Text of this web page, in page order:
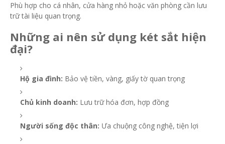
Phù hợp cho cá nhân, cửa hàng nhỏ hoặc văn phòng cần lưu
trữ tài liệu quan trọng.
Những ai nên sử dụng két sắt hiện
đại?
Hộ gia đình: Bảo vệ tiền, vàng, giấy tờ quan trọng
Chủ kinh doanh: Lưu trữ hóa đơn, hợp đồng
Người sống độc thân: Ưa chuộng công nghệ, tiện lợi